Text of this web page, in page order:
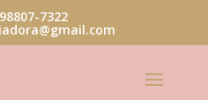
7322